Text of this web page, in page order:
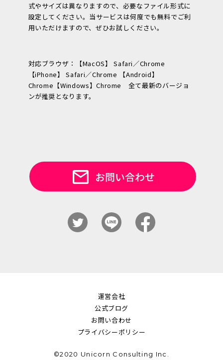
式やサイズは異なりますので、必要なファイル形式に
設定してください。当サービスは何度でも無料でご利
用いただけますので、ぜひお試しください。
対応ブラウザ：【MacOS】 Safari／Chrome
【iPhone】 Safari／Chrome 【Android】
Chrome【Windows】Chrome 全て最新のバージョ
ンが推奨となります。
運営会社
公式ブログ
お問い合わせ
プライバシーポリシー
©2020 Unicorn Consulting Inc.